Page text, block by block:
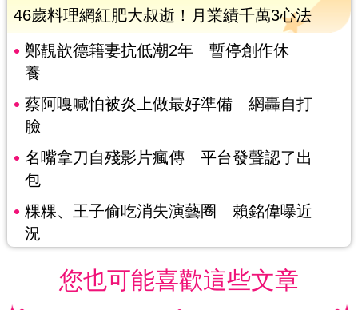
46歲料理網紅肥大叔逝！月業績千萬3心法
鄭靚歆德籍妻抗低潮2年 暫停創作休
養
蔡阿嘎喊怕被炎上做最好準備 網轟自打
臉
名嘴拿刀自殘影片瘋傳 平台發聲認了出
包
粿粿、王子偷吃消失演藝圈 賴銘偉曝近
況
您也可能喜歡這些文章